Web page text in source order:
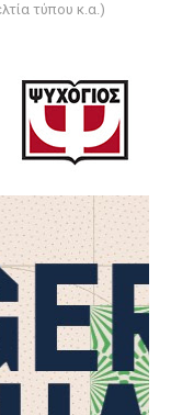
τύπου κ.α.)